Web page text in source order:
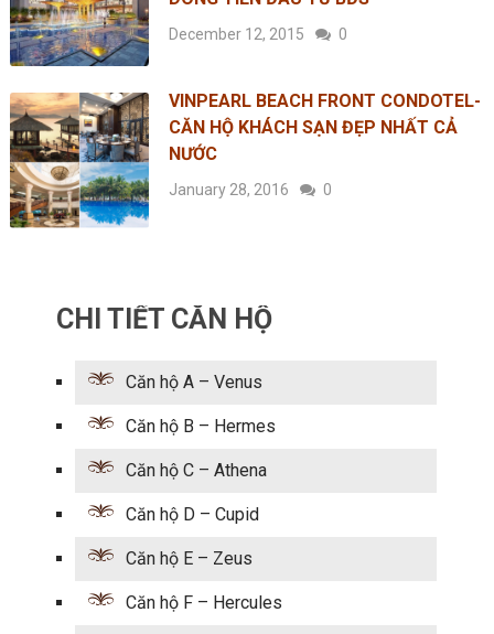
December 12, 2015 0
VINPEARL BEACH FRONT CONDOTEL-
CĂN HỘ KHÁCH SẠN ĐẸP NHẤT CẢ
NƯỚC
January 28, 2016 0
CHI TIẾT CĂN HỘ
Căn hộ A – Venus
Căn hộ B – Hermes
Căn hộ C – Athena
Căn hộ D – Cupid
Căn hộ E – Zeus
Căn hộ F – Hercules